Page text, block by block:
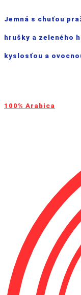
Jemná s chuťou
hrušky a zeleného
kyslosťou a
100% Arabica